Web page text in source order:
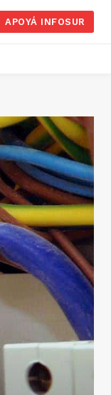
APOYÁ INFOSUR